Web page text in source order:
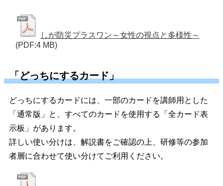
しが防災プラスワン～女性の視点と多様性～
(PDF:4 MB)
「どっちにするカード」
どっちにするカードには、一部のカードを講師用とした
「通常版」と、すべてのカードを使用する「全カード表
示板」があります。
詳しい使い分けは、解説書をご確認の上、研修等の参加
者層に合わせて使い分けてご利用ください。